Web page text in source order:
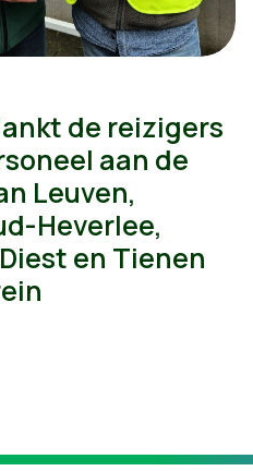
de reizigers
aan de
Leuven,
Heverlee,
en Tienen